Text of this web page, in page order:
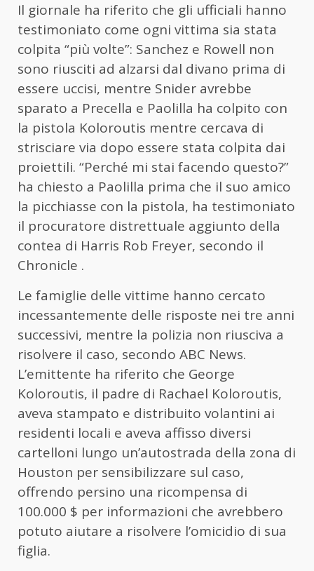
Il giornale ha riferito che gli ufficiali hanno
testimoniato come ogni vittima sia stata
colpita “più volte”: Sanchez e Rowell non
sono riusciti ad alzarsi dal divano prima di
essere uccisi, mentre Snider avrebbe
sparato a Precella e Paolilla ha colpito con
la pistola Koloroutis mentre cercava di
strisciare via dopo essere stata colpita dai
proiettili. “Perché mi stai facendo questo?”
ha chiesto a Paolilla prima che il suo amico
la picchiasse con la pistola, ha testimoniato
il procuratore distrettuale aggiunto della
contea di Harris Rob Freyer, secondo il
Chronicle .
Le famiglie delle vittime hanno cercato
incessantemente delle risposte nei tre anni
successivi, mentre la polizia non riusciva a
risolvere il caso, secondo ABC News.
L’emittente ha riferito che George
Koloroutis, il padre di Rachael Koloroutis,
aveva stampato e distribuito volantini ai
residenti locali e aveva affisso diversi
cartelloni lungo un’autostrada della zona di
Houston per sensibilizzare sul caso,
offrendo persino una ricompensa di
100.000 $ per informazioni che avrebbero
potuto aiutare a risolvere l’omicidio di sua
figlia.